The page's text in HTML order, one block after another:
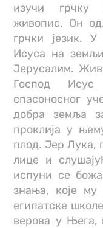
изучи грчку
живопис. Он
грчки језик. У
Исуса на
Јерусалим.
Господ
спасоносног
добра земља
проклија у
плод. Јер Лука,
лице и
испуни се
знања, које
египатске
верова у Њега,